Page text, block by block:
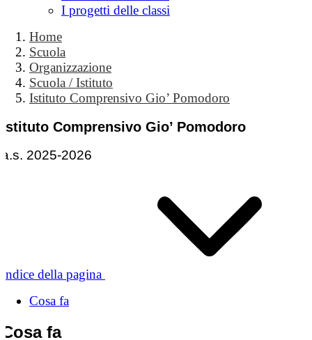
I progetti delle classi
Home
Scuola
Organizzazione
Scuola / Istituto
Istituto Comprensivo Gio’ Pomodoro
Istituto Comprensivo Gio’ Pomodoro
a.s. 2025-2026
Indice della pagina
Cosa fa
Cosa fa